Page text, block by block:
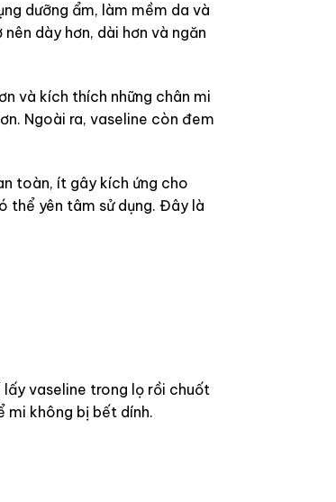
dưỡng ẩm, làm mềm da và
dày hơn, dài hơn và ngăn
và kích thích những chân mi
Ngoài ra, vaseline còn đem
toàn, ít gây kích ứng cho
thể yên tâm sử dụng. Đây là
vaseline trong lọ rồi chuốt
mi không bị bết dính.